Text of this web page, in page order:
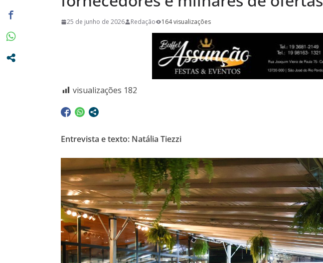
25 de junho de 2026 Redação 164 visualizações
visualizações 182
Entrevista e texto: Natália Tiezzi